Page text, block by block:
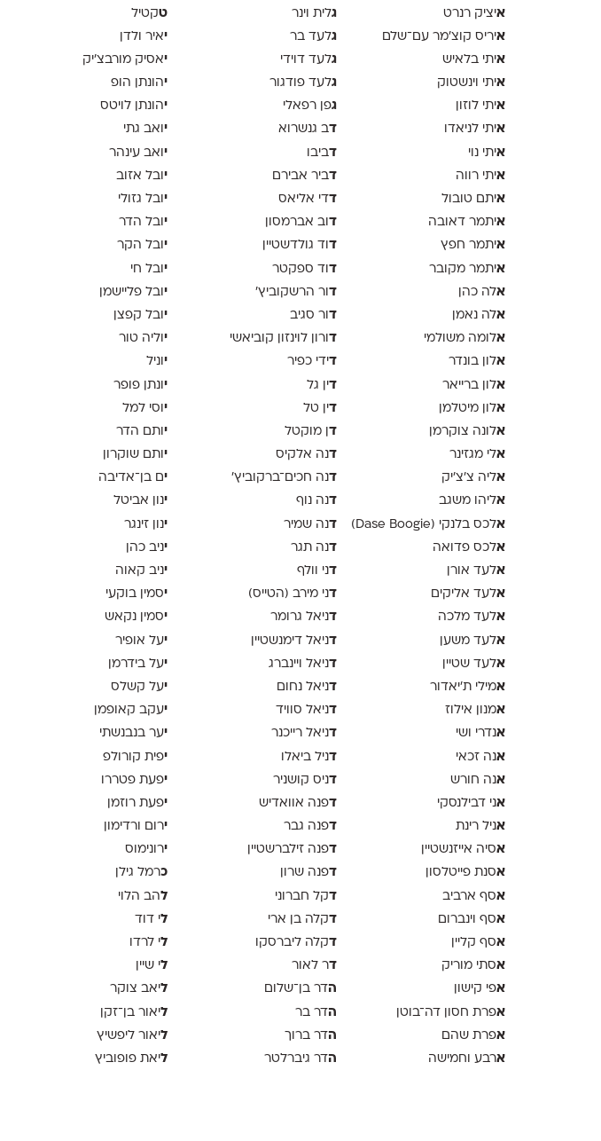
איציק רנרט
איריס קוצ׳מר עם־שלם
איתי בלאיש
איתי וינשטוק
איתי לוזון
איתי לניאדו
איתי נוי
איתי רווה
איתם טובול
איתמר דאובה
איתמר חפץ
איתמר מקובר
אלה כהן
אלה נאמן
אלומה משולמי
אלון בונדר
אלון ברייאר
אלון מיטלמן
אלונה צוקרמן
אלי מגזינר
אליה צ׳צ׳יק
אליהו משגב
אלכס בלנקי (Dase Boogie)
אלכס פדואה
אלעד אורן
אלעד אליקים
אלעד מלכה
אלעד משען
אלעד שטיין
אמילי ת׳יאדור
אמנון אילוז
אנדרי ושי
אנה זכאי
אנה חורש
אני דבילנסקי
אניל רינת
אסיה אייזנשטיין
אסנת פייטלסון
אסף ארביב
אסף וינברום
אסף קליין
אסתי מוריק
אפי קישון
אפרת חסון דה־בוטן
אפרת שהם
ארבע וחמישה
גלית וינר
גלעד בר
גלעד דוידי
גלעד פודגור
גפן רפאלי
דב גנשרוא
דביבו
דביר אבירם
דדי אליאס
ד וב אברמסון
ד וד גולדשטיין
ד וד ספקטר
ד ור הרשקוביץ׳
ד ור סגיב
ד ורון לוינזון קוביאשי
דידי כפיר
דין גל
דין טל
ד ן מוקטל
דנה אלקיס
דנה חכים־ברקוביץ׳
דנה נוף
דנה שמיר
דנה תגר
דני וולף
דני מירב (הטייס)
דניאל גרומר
דניאל דימנשטיין
דניאל ויינברג
דניאל נחום
דניאל סוויד
דניאל רייכנר
דניל ביאלו
דניס קושניר
דפנה אוואדיש
דפנה גבר
דפנה זילברשטיין
דפנה שרון
דקל חברוני
דקלה בן ארי
דקלה ליברסקו
דר לאור
הדר בן־שלום
הדר בר
הדר ברוך
הדר גיברלטר
טקטיל
יאיר ולדן
יאסיק מורבצ'יק
יהונתן הופ
יהונתן לויטס
יואב גתי
יואב עינהר
יובל אזוב
יובל גזולי
יובל הדר
יובל הקר
יובל חי
יובל פליישמן
יובל קפצן
יוליה טור
יוניל
יונתן פופר
יוסי למל
יותם הדר
יותם שוקרון
ים בן־אדיבה
ינון אביטל
ינון זינגר
יניב כהן
יניב קאוה
יסמין בוקעי
יסמין נקאש
יעל אופיר
יעל בידרמן
יעל קשלס
יעקב קאופמן
יער בנבנשתי
יפית קורולפ
יפעת פטררו
יפעת רוזמן
ירום ורדימון
ירונימוס
כרמל גילן
להב הלוי
לי דוד
לי לרדו
לי שיין
ליאב צוקר
ליאור בן־זקן
ליאור ליפשיץ
ליאת פופוביץ